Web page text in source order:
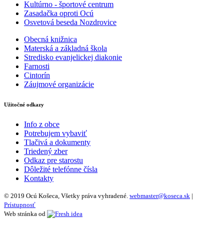
Kultúrno - športové centrum
Zasadačka oproti Ocú
Osvetová beseda Nozdrovice
Obecná knižnica
Materská a základná škola
Stredisko evanjelickej diakonie
Farnosti
Cintorín
Záujmové organizácie
Užitočné odkazy
Info z obce
Potrebujem vybaviť
Tlačivá a dokumenty
Triedený zber
Odkaz pre starostu
Dôležité telefónne čísla
Kontakty
© 2019 Ocú Košeca, Všetky práva vyhradené. webmaster@koseca.sk |
Prístupnosť
Web stránka od